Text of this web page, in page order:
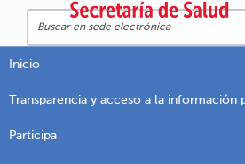
Inicio
Transparencia y acceso a la información
Participa